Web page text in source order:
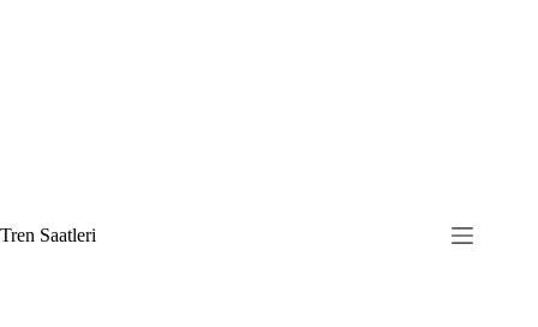
to
content
Tren Saatleri